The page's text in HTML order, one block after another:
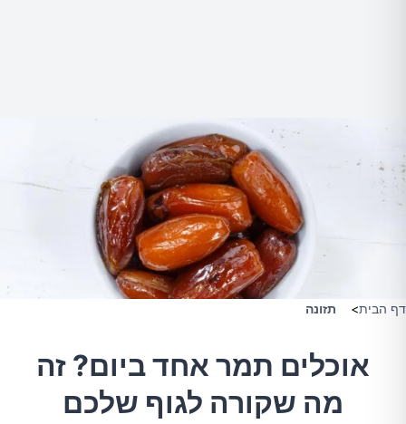
דף הבית> תזונה
אוכלים תמר אחד ביום? זה
מה שקורה לגוף שלכם